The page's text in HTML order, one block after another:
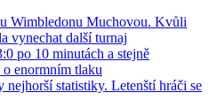
Wimbledonu Muchovou. Kvůli
vynechat další turnaj
po 10 minutách a stejně
enormním tlaku
statistiky. Letenští hráči se